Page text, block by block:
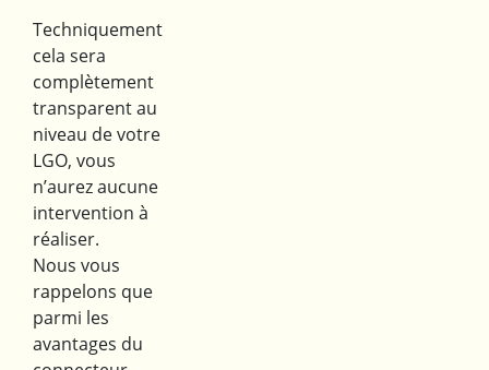
Techniquement
cela sera
complètement
transparent au
niveau de votre
LGO, vous
n’aurez aucune
intervention à
réaliser.
Nous vous
rappelons que
parmi les
avantages du